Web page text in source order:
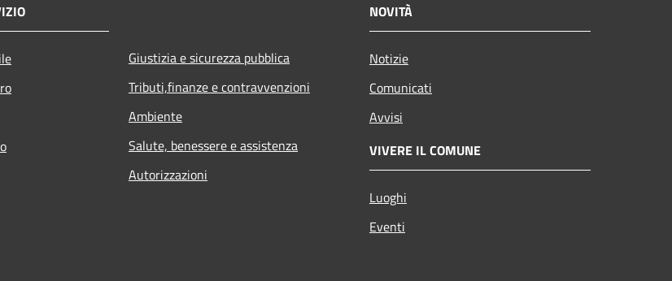
Giustizia e sicurezza pubblica
Tributi,finanze e contravvenzioni
Ambiente
Salute, benessere e assistenza
Autorizzazioni
NOVITÀ
Notizie
Comunicati
Avvisi
VIVERE IL COMUNE
Luoghi
Eventi